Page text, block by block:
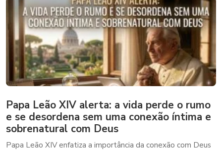
Papa Leão XIV alerta: a vida perde o rumo
e se desordena sem uma conexão íntima e
sobrenatural com Deus
Papa Leão XIV enfatiza a importância da conexão com Deus